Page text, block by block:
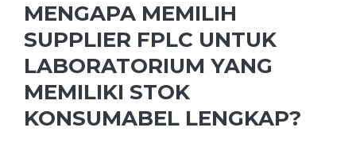
MENGAPA MEMILIH
SUPPLIER FPLC UNTUK
LABORATORIUM YANG
MEMILIKI STOK
KONSUMABEL LENGKAP?